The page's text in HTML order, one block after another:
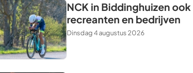
NCK in Biddinghuizen
recreanten en bedrijven
Dinsdag 4 augustus 2026